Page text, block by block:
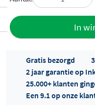
In
Gratis bezorgd
2 jaar garantie op
25.000+ klanten
Een 9.1 op onze